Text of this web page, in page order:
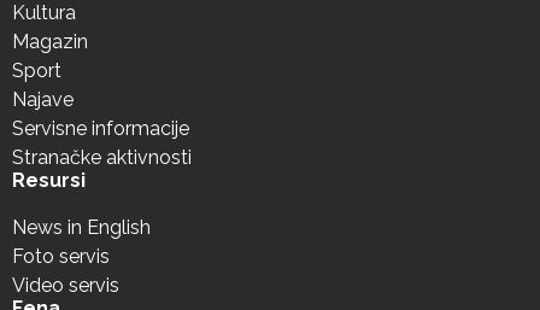
Kultura
Magazin
Sport
Najave
Servisne informacije
Stranačke aktivnosti
Resursi
News in English
Foto servis
Video servis